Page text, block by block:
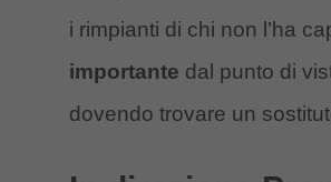
i rimpianti di chi non l’ha
importante dal punto di
dovendo trovare un